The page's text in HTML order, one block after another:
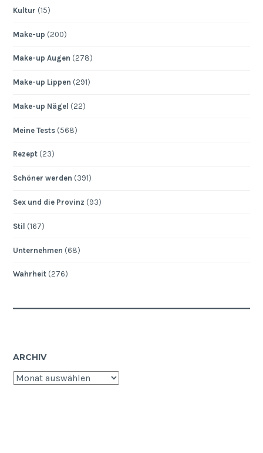
Kultur (15)
Make-up (200)
Make-up Augen (278)
Make-up Lippen (291)
Make-up Nägel (22)
Meine Tests (568)
Rezept (23)
Schöner werden (391)
Sex und die Provinz (93)
Stil (167)
Unternehmen (68)
Wahrheit (276)
ARCHIV
Archiv